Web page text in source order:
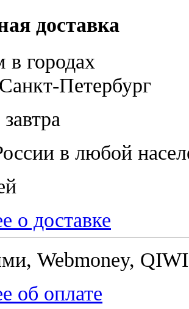
доставка
в городах
Петербург
в любой
о доставке
Webmoney,
об оплате